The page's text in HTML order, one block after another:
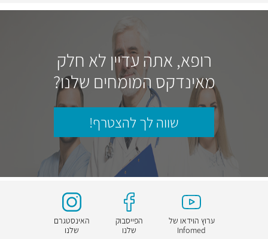
רופא, אתה עדיין לא חלק
מאינדקס המומחים שלנו?
שווה לך להצטרף!
ערוץ הוידאו של
Infomed
הפייסבוק
שלנו
האינסטגרם
שלנו